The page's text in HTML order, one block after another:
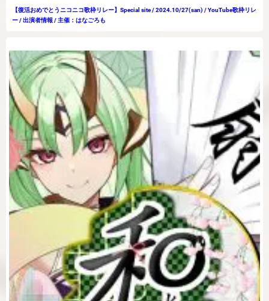
【復活おめでとうニコニコ歌枠リレー】Special site / 2024.10/27(san) / YouTube歌枠リレ
ー / 出演者情報 / 主催：はなごろも